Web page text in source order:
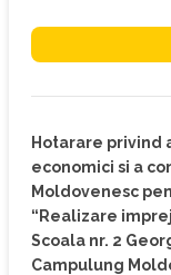
Hotarare privind
economici si a
Moldovenesc
“Realizare
Scoala nr. 2
Campulung